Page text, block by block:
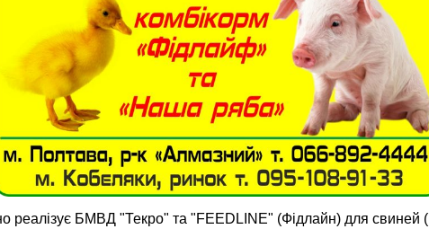
реалізує БМВД "Текро" та "FEEDLINE" (Фідлайн) для свиней